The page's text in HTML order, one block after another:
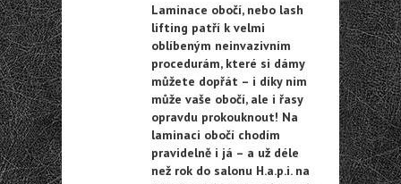
Laminace obočí, nebo lash
lifting patří k velmi
oblíbeným neinvazivním
procedurám, které si dámy
můžete dopřát – i díky nim
může vaše obočí, ale i řasy
opravdu prokouknout! Na
laminaci obočí chodím
pravidelně i já – a už déle
než rok do salonu H.a.p.i. na